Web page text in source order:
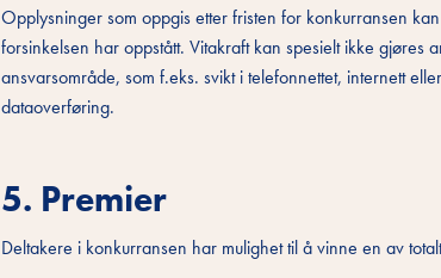
Opplysninger som oppgis etter fristen for konkurransen
forsinkelsen har oppstått. Vitakraft kan spesielt ikke gjøres
ansvarsområde, som f.eks. svikt i telefonnettet, internett
dataoverføring.
5. Premier
Deltakere i konkurransen har mulighet til å vinne en av totalt